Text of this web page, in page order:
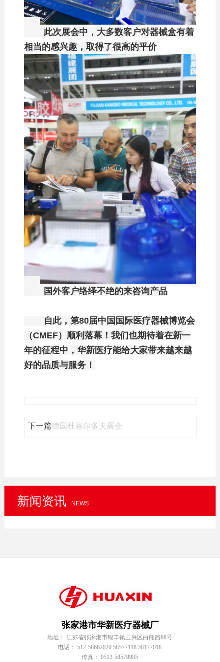
此次展会中，大多数客户对器械盒有着
相当的感兴趣，取得了很高的平价
国外客户络绎不绝的来咨询产品
自此， 第80届中国国际医疗器械博览会
（CMEF）顺利落幕！我们也期待着在新一
年的征程中，华新医疗能给大家带来越来越
好的品质与服务！
下一篇德国杜塞尔多夫展会
新闻资讯 NEWS
张家港市华新医疗器械厂
地址： 江苏省张家港市锦丰镇三兴区白熊路68号
电话： 512-58662020 58577118 58177018
传真： 0512-58579985